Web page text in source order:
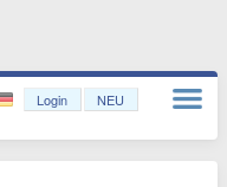
Login NEU